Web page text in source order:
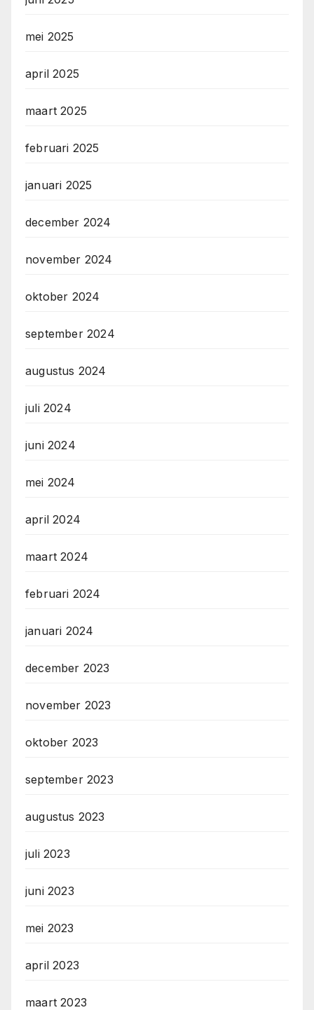
mei 2025
april 2025
maart 2025
februari 2025
januari 2025
december 2024
november 2024
oktober 2024
september 2024
augustus 2024
juli 2024
juni 2024
mei 2024
april 2024
maart 2024
februari 2024
januari 2024
december 2023
november 2023
oktober 2023
september 2023
augustus 2023
juli 2023
juni 2023
mei 2023
april 2023
maart 2023